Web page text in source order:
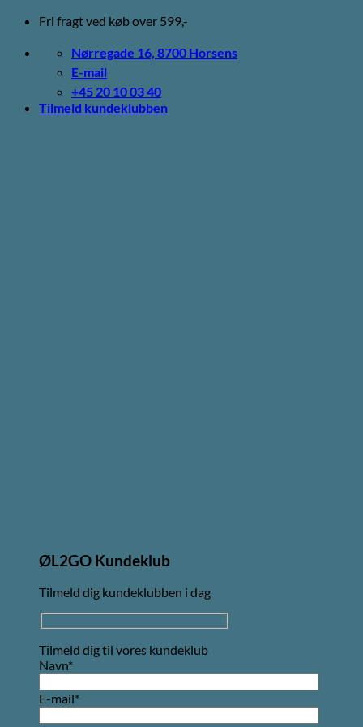
Fortsæt
indhold
Fri fragt ved køb over 599,-
Nørregade 16, 8700 Horsens
E-mail
+45 20 10 03 40
Tilmeld kundeklubben
ØL2GO Kundeklub
Tilmeld dig kundeklubben i dag
Tilmeld dig til vores kundeklub
Navn*
E-mail*